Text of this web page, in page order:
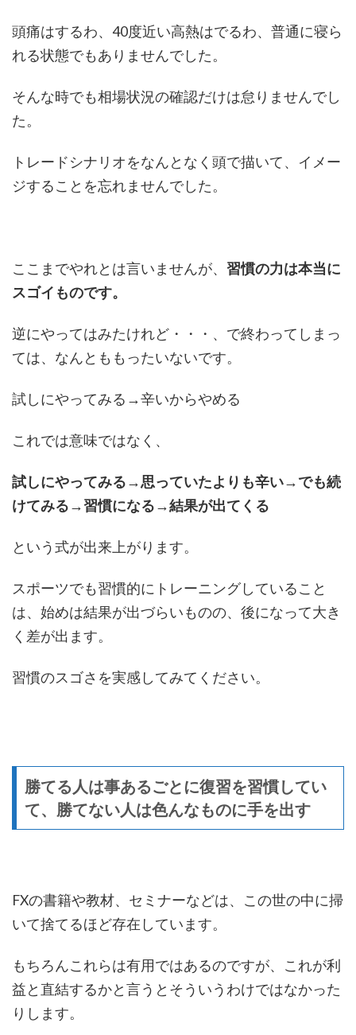
頭痛はするわ、40度近い高熱はでるわ、普通に寝ら
れる状態でもありませんでした。
そんな時でも相場状況の確認だけは怠りませんでし
た。
トレードシナリオをなんとなく頭で描いて、イメー
ジすることを忘れませんでした。
ここまでやれとは言いませんが、 習慣の力は本当に
スゴイものです。
逆にやってはみたけれど・・・、で終わってしまっ
ては、なんとももったいないです。
試しにやってみる→辛いからやめる
これでは意味ではなく、
試しにやってみる→思っていたよりも辛い→でも続
けてみる→習慣になる→結果が出てくる
という式が出来上がります。
スポーツでも習慣的にトレーニングしていること
は、始めは結果が出づらいものの、後になって大き
く差が出ます。
習慣のスゴさを実感してみてください。
勝てる人は事あるごとに復習を習慣してい
て、勝てない人は色んなものに手を出す
FXの書籍や教材、セミナーなどは、この世の中に掃
いて捨てるほど存在しています。
もちろんこれらは有用ではあるのですが、これが利
益と直結するかと言うとそういうわけではなかった
りします。